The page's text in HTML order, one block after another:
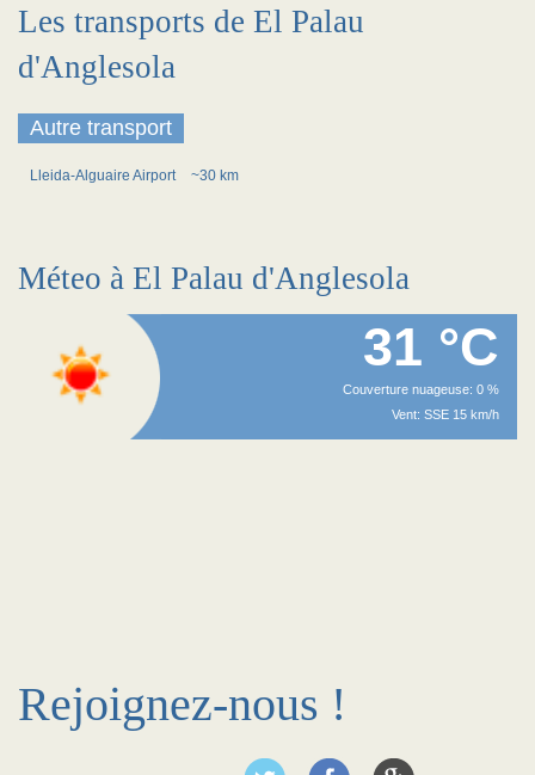
Les transports de El Palau
d'Anglesola
Autre transport
Lleida-Alguaire Airport ~30 km
Méteo à El Palau d'Anglesola
31 °C
Couverture nuageuse: 0 %
Vent: SSE 15 km/h
Rejoignez-nous !